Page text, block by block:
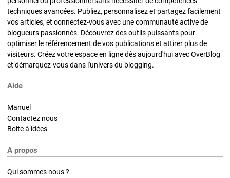
techniques avancées. Publiez, personnalisez et partagez facilement
vos articles, et connectez-vous avec une communauté active de
blogueurs passionnés. Découvrez des outils puissants pour
optimiser le référencement de vos publications et attirer plus de
visiteurs. Créez votre espace en ligne dès aujourd'hui avec OverBlog
et démarquez-vous dans l'univers du blogging.
Aide
Manuel
Contactez nous
Boite à idées
A propos
Qui sommes nous ?